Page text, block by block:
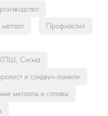
Профнастил
КПШ, Сигма
и сэндвич-панели
металлы и сплавы